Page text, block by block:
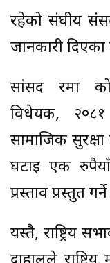
रहेको संघीय
जानकारी
सांसद रमा
विधेयक,
सामाजिक
घटाई एक
प्रस्ताव प्रस्तुत
यस्तै, राष्ट्रिय